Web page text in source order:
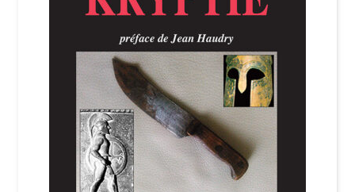
Login Customizer
Newsletter
Nous Contacter
Politique de confidentialité et cookies
Qui sommes-nous ?